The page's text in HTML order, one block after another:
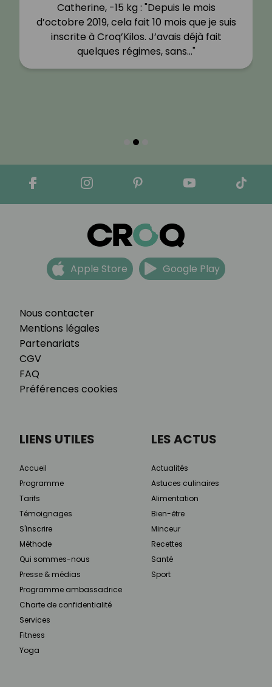
Catherine, -15 kg : "Depuis le mois
d’octobre 2019, cela fait 10 mois que je suis
inscrite à Croq’Kilos. J’avais déjà fait
quelques régimes, sans…"
Nous contacter
Mentions légales
Partenariats
CGV
FAQ
Préférences cookies
Apple Store Google Play
LIENS UTILES
Accueil
Programme
Tarifs
Témoignages
S'inscrire
Méthode
Qui sommes-nous
Presse & médias
Programme ambassadrice
Charte de confidentialité
Services
Fitness
Yoga
LES ACTUS
Actualités
Astuces culinaires
Alimentation
Bien-être
Minceur
Recettes
Santé
Sport